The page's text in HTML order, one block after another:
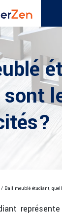
/ Bail meublé étudiant,